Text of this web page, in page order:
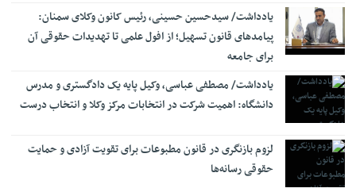
10:30 راه‌اندازی سامانه ۲۴ ساعته قضایی برخط برای زائران اربعین در عراق
10:25 ترساندنِ دیگران چه مجازاتی دارد؟
زمان ثبت‌نام آزمون دفتریاری اسناد رسمی اعلام شد
16:50
منتظری: حضور نماینده دادستان در پرونده‌های حقوق عامه و
بیت‌المال الزامی است
11:18 نسق زراعی چه حقوقی برای زارعان ایجاد می‌کند؟
یادداشت/ سیدحسین حسینی، رئیس کانون وکلای سمنان:
پیامدهای قانون تسهیل؛ از افول علمی تا تهدیدات حقوقی آن
برای جامعه
یادداشت/ مصطفی عباسی، وکیل پایه یک دادگستری و مدرس
دانشگاه: اهمیت شرکت در انتخابات مرکز وکلا ‌و انتخاب درست
لزوم بازنگری در قانون مطبوعات برای تقویت آزادی و حمایت
حقوقی رسانه‌ها